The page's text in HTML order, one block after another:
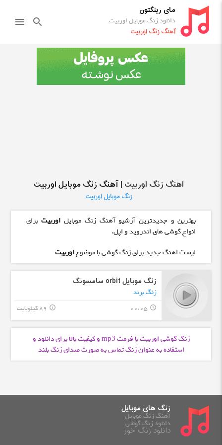
مای رینگتون
دانلود زنگ موبایل اوربیت
آهنگ زنگ اوربیت
search
menu
اهنگ زنگ اوربیت | آهنگ زنگ موبایل اوربیت
زنگ موبایل اوربیت
بهترین و جدیدترین آرشیو آهنگ زنگ موبایل اوربیتبرای
انواع گوشی های اندروید و اپل.
لیست اهنگ جدید برای زنگ گوشی با موضوعاوربیت
زنگ موبایل orbit سامسونگ
زنگ برند
query_builder
00:05 89 کیلوبایت info_outline
زنگ گوشی اوربیت با فرمت mp3 و کیفیت بالا برای دانلود و
استفاده به عنوان زنگ تماس به صورت صدای زنگ بلند
زنگ های موبایل
آهنگ زنگ موبایل
دانلود زنگ گوشی
دانلود زنگ خور